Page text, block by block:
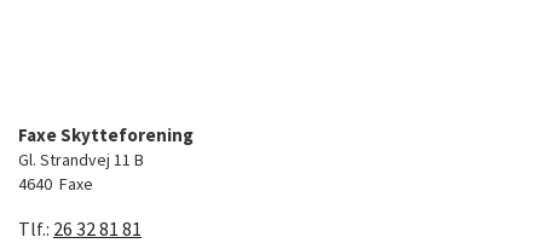
Faxe Skytteforening
Gl. Strandvej 11 B
4640 Faxe
Tlf.: 26 32 81 81